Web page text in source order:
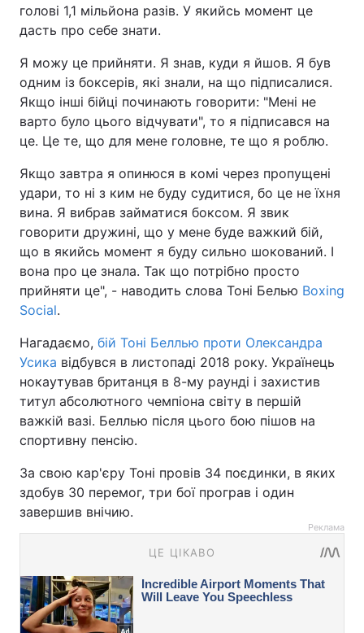
голові 1,1 мільйона разів. У якийсь момент це
дасть про себе знати.
Я можу це прийняти. Я знав, куди я йшов. Я був
одним із боксерів, які знали, на що підписалися.
Якщо інші бійці починають говорити: "Мені не
варто було цього відчувати", то я підписався на
це. Це те, що для мене головне, те що я роблю.
Якщо завтра я опинюся в комі через пропущені
удари, то ні з ким не буду судитися, бо це не їхня
вина. Я вибрав займатися боксом. Я звик
говорити дружині, що у мене буде важкий бій,
що в якийсь момент я буду сильно шокований. І
вона про це знала. Так що потрібно просто
прийняти це", - наводить слова Тоні Белью Boxing
Social.
Нагадаємо, бій Тоні Беллью проти Олександра
Усика відбувся в листопаді 2018 року. Українець
нокаутував британця в 8-му раунді і захистив
титул абсолютного чемпіона світу в першій
важкій вазі. Беллью після цього бою пішов на
спортивну пенсію.
За свою кар'єру Тоні провів 34 поєдинки, в яких
здобув 30 перемог, три бої програв і один
завершив внічию.
Реклама